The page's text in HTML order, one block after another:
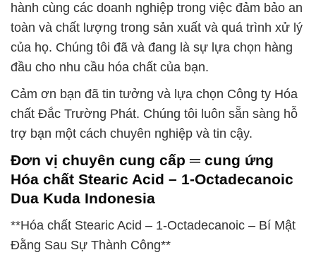
hành cùng các doanh nghiệp trong việc đảm bảo an
toàn và chất lượng trong sản xuất và quá trình xử lý
của họ. Chúng tôi đã và đang là sự lựa chọn hàng
đầu cho nhu cầu hóa chất của bạn.
Cảm ơn bạn đã tin tưởng và lựa chọn Công ty Hóa
chất Đắc Trường Phát. Chúng tôi luôn sẵn sàng hỗ
trợ bạn một cách chuyên nghiệp và tin cậy.
Đơn vị chuyên cung cấp ═ cung ứng
Hóa chất Stearic Acid – 1-Octadecanoic
Dua Kuda Indonesia
**Hóa chất Stearic Acid – 1-Octadecanoic – Bí Mật
Đằng Sau Sự Thành Công**